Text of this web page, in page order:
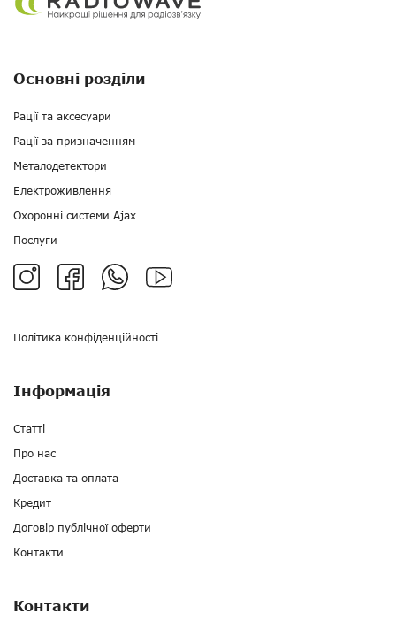
Політика конфіденційності
Основні розділи
Рації та аксесуари
Рації за призначенням
Металодетектори
Електроживлення
Охоронні системи Ajax
Послуги
Інформація
Статті
Про нас
Доставка та оплата
Кредит
Договір публічної оферти
Контакти
Контакти